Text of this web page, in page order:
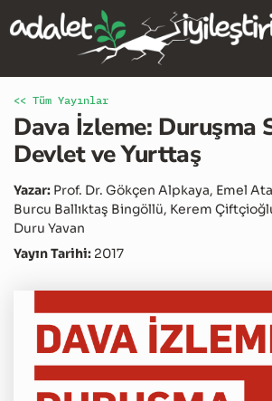
<< Tüm Yayınlar
Dava İzleme: Duruşma
Devlet ve Yurttaş
Yazar: Prof. Dr. Gökçen Alpkaya, Emel
Burcu Ballıktaş Bingöllü, Kerem
Duru Yavan
Yayın Tarihi: 2017